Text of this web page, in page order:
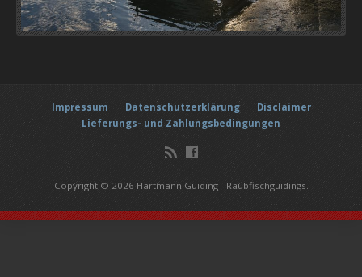
Impressum Datenschutzerklärung
Disclaimer
Lieferungs- und Zahlungsbedingungen
Copyright © 2026 Hartmann Guiding - Raubfischguidings.